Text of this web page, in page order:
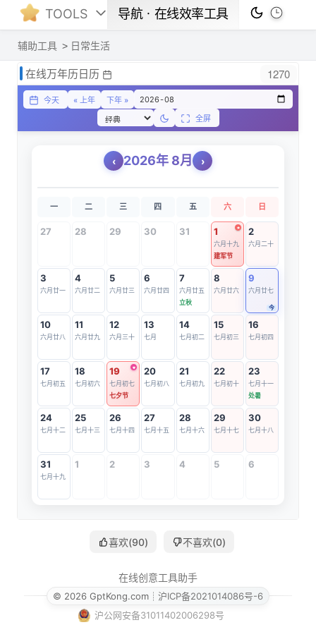
TOOLS 导航ㆍ在线效率工具
辅助工具 日常生活
在线万年历日历 1270
今天 « 上年
下年 »
全屏
‹ 2026年 8月 ›
一 二 三 四 五 六 日
27 28 29 30 31 1
六月十九
建军节
2
六月二十
3
六月廿一
4
六月廿二
5
六月廿三
6
六月廿四
7
六月廿五
立秋
8
六月廿六
9
今
六月廿七
10
六月廿八
11
六月廿九
12
六月三十
13
七月
14
七月初二
15
七月初三
16
七月初四
17
七月初五
18
七月初六
19
七月初七
七夕节
20
七月初八
21
七月初九
22
七月初十
23
七月十一
处暑
24
七月十二
25
七月十三
26
七月十四
27
七月十五
28
七月十六
29
七月十七
30
七月十八
31
七月十九
1 2 3 4 5 6
喜欢(90) 不喜欢(0)
在线创意工具助手
© 2026 GptKong.com ┊ 沪ICP备2021014086号-6
沪公网安备31011402006298号